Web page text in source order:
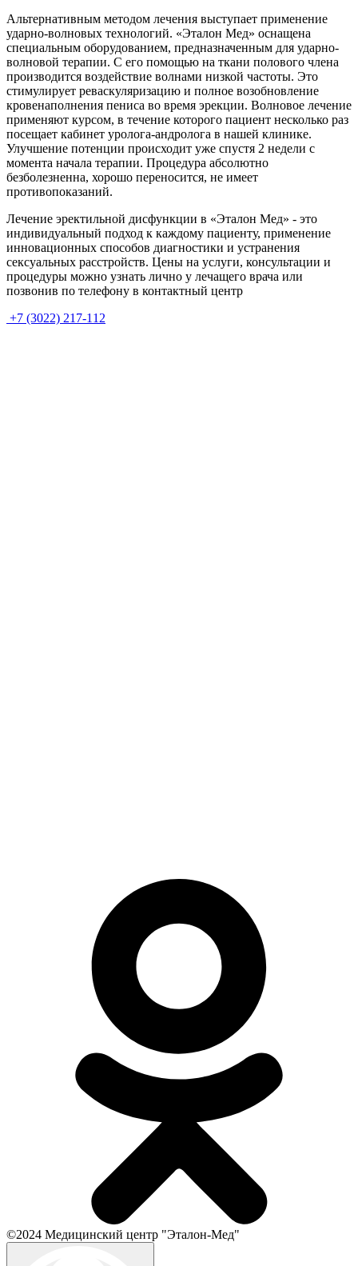
Альтернативным методом лечения выступает применение
ударно-волновых технологий. «Эталон Мед» оснащена
специальным оборудованием, предназначенным для ударно-
волновой терапии. С его помощью на ткани полового члена
производится воздействие волнами низкой частоты. Это
стимулирует реваскуляризацию и полное возобновление
кровенаполнения пениса во время эрекции. Волновое лечение
применяют курсом, в течение которого пациент несколько раз
посещает кабинет уролога-андролога в нашей клинике.
Улучшение потенции происходит уже спустя 2 недели с
момента начала терапии. Процедура абсолютно
безболезненна, хорошо переносится, не имеет
противопоказаний.
Лечение эректильной дисфункции в «Эталон Мед» - это
индивидуальный подход к каждому пациенту, применение
инновационных способов диагностики и устранения
сексуальных расстройств. Цены на услуги, консультации и
процедуры можно узнать лично у лечащего врача или
позвонив по телефону в контактный центр
+7 (3022) 217-112
©2024 Медицинский центр "Эталон-Мед"